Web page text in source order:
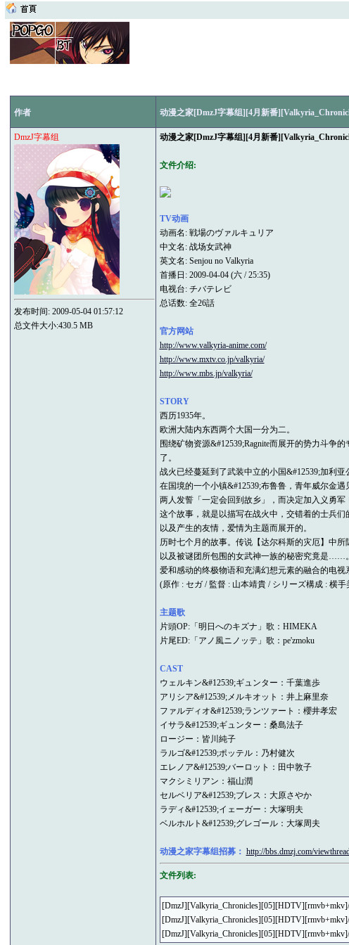
作者 动漫之家[DmzJ字幕组][4月新番
DmzJ字幕组
发布时间: 2009-05-04 01:57:12
总文件大小:430.5 MB
动漫之家[DmzJ字幕组][4月新番
文件介绍:
TV动画
动画名: 戦場のヴァルキュリア
中文名: 战场女武神
英文名: Senjou no Valkyria
首播日: 2009-04-04 (六 / 25:35)
电视台: チバテレビ
总话数: 全26話
官方网站
http://www.valkyria-anime.com/
http://www.mxtv.co.jp/valkyria/
http://www.mbs.jp/valkyria/
STORY
西历1935年。
欧洲大陆内东西两个大国一分为二。
围绕矿物资源&#12539;Ragnite而展开的势力斗争
了。
战火已经蔓延到了武装中立的小国&#12539;加利亚
在国境的一个小镇&#12539;布鲁鲁，青年威尔金遇
两人发誓「一定会回到故乡」，而决定加入义勇军
这个故事，就是以描写在战火中，交错着的士兵们
以及产生的友情，爱情为主题而展开的。
历时七个月的故事。传说【达尔科斯的灾厄】中所
以及被谜团所包围的女武神一族的秘密究竟是……。
爱和感动的终极物语和充满幻想元素的融合的电
(原作 : セガ / 監督 : 山本靖貴 / シリーズ構成 : 横
主题歌
片頭OP:「明日へのキズナ」歌：HIMEKA
片尾ED:「アノ風ニノッテ」歌：pe'zmoku
CAST
ウェルキン&#12539;ギュンター：千葉進歩
アリシア&#12539;メルキオット：井上麻里奈
ファルディオ&#12539;ランツァート：櫻井孝宏
イサラ&#12539;ギュンター：桑島法子
ロージー：皆川純子
ラルゴ&#12539;ポッテル：乃村健次
エレノア&#12539;バーロット：田中敦子
マクシミリアン：福山潤
セルベリア&#12539;ブレス：大原さやか
ラディ&#12539;イェーガー：大塚明夫
ベルホルト&#12539;グレゴール：大塚周夫
动漫之家字幕组招募： http://bbs.dmzj.com/
文件列表: